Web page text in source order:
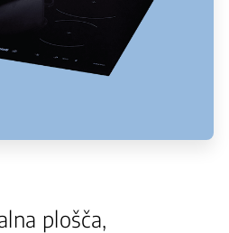
plošča,